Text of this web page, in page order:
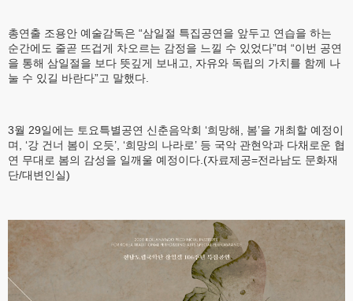
총연출 조용안 예술감독은 “삼일절 특집공연을 앞두고 연습을 하는
순간에도 줄곧 뜨겁게 차오르는 감정을 느낄 수 있었다”며 “이번 공연
을 통해 삼일절을 보다 뜻깊게 보내고, 자유와 독립의 가치를 함께 나
눌 수 있길 바란다”고 말했다.
3월 29일에는 토요특별공연 신춘음악회 ‘희망해, 봄’을 개최할 예정이
며, ‘강 건너 봄이 오듯’, ‘희망의 나라로’ 등 국악 관현악과 다채로운 협
연 무대로 봄의 감성을 일깨울 예정이다.(자료제공=전라남도 문화재
단/대변인실)